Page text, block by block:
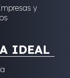
y
IDEAL